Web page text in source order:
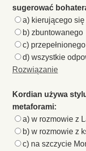
sugerować
a) kierującego
b) zbuntowanego
c)
d) wszystkie
Rozwiązanie
Kordian używa
metaforami:
a) w rozmowie z
b) w rozmowie z
c) na szczycie